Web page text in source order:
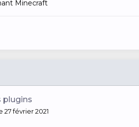
Minecraft
plugins
27 février 2021